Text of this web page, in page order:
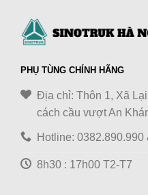
PHỤ TÙNG CHÍNH HÃNG
Địa chỉ: Thôn 1, Xã
cách cầu vượt An
Hotline:
8h30 : 17h00 T2-T7